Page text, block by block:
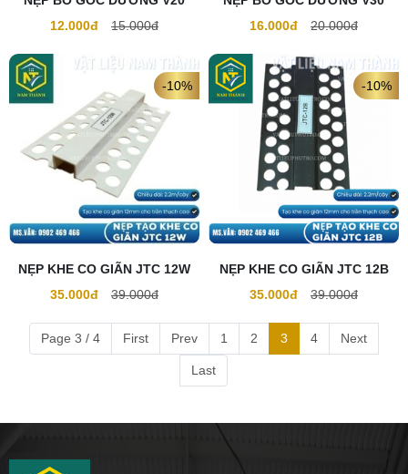
12.000đ
15.000đ
16.000đ
20.000đ
NẸP KHE CO GIÃN JTC 12W
35.000đ
39.000đ
-10%
NẸP KHE CO GIÃN JTC 12B
35.000đ
39.000đ
-10%
Page 3 / 4 First Prev 1 2 3 4 Next
Last